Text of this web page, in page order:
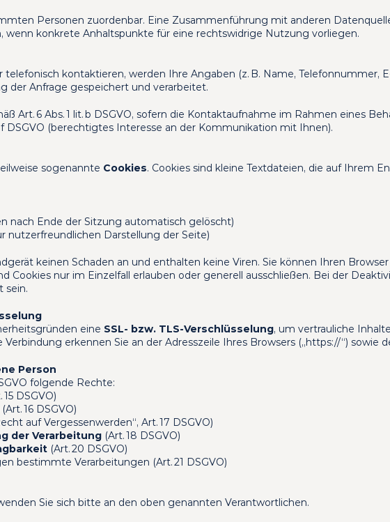
Personen zuordenbar. Eine Zusammenführung mit anderen
wenn konkrete Anhaltspunkte für eine rechtswidrige Nutzung vorliegen.
telefonisch kontaktieren, werden Ihre Angaben (z. B. Name, Telefonnummer,
der Anfrage gespeichert und verarbeitet.
Art. 6 Abs. 1 lit. b DSGVO, sofern die Kontaktaufnahme im Rahmen eines
f DSGVO (berechtigtes Interesse an der Kommunikation mit Ihnen).
sogenannte Cookies. Cookies sind kleine Textdateien, die auf Ihrem
nach Ende der Sitzung automatisch gelöscht)
nutzerfreundlichen Darstellung der Seite)
keinen Schaden an und enthalten keine Viren. Sie können Ihren
Cookies nur im Einzelfall erlauben oder generell ausschließen. Bei der
sein.
eine SSL- bzw. TLS-Verschlüsselung, um vertrauliche
erkennen Sie an der Adresszeile Ihres Browsers („https://“) sowie
Person
folgende Rechte:
15 DSGVO)
(Art. 16 DSGVO)
auf Vergessenwerden“, Art. 17 DSGVO)
der Verarbeitung (Art. 18 DSGVO)
(Art. 20 DSGVO)
bestimmte Verarbeitungen (Art. 21 DSGVO)
Sie sich bitte an den oben genannten Verantwortlichen.